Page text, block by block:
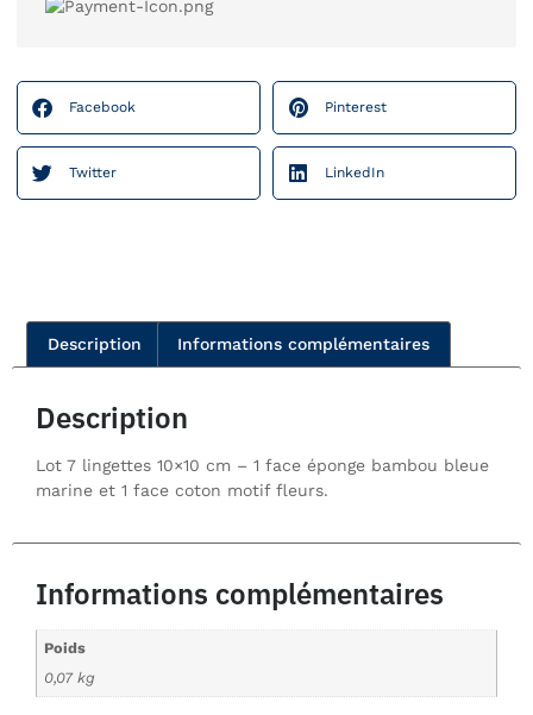
Facebook Pinterest
Twitter LinkedIn
Description Informations complémentaires
Description
Lot 7 lingettes 10×10 cm – 1 face éponge bambou bleue
marine et 1 face coton motif fleurs.
Informations complémentaires
Poids
0,07 kg